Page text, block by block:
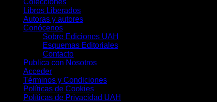
Libros Liberados
Autoras y autores
Conócenos
Sobre Ediciones UAH
Esquemas Editoriales
Contacto
Publica con Nosotros
Acceder
Términos y Condiciones
Políticas de Cookies
Políticas de Privacidad UAH